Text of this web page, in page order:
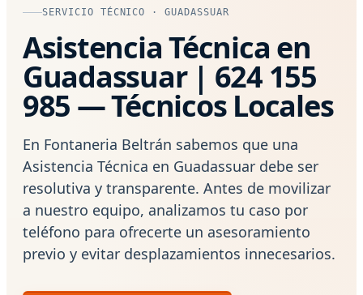
SERVICIO TÉCNICO · GUADASSUAR
Asistencia Técnica en
Guadassuar | 624 155
985 — Técnicos Locales
En Fontaneria Beltrán sabemos que una
Asistencia Técnica en Guadassuar debe ser
resolutiva y transparente. Antes de movilizar
a nuestro equipo, analizamos tu caso por
teléfono para ofrecerte un asesoramiento
previo y evitar desplazamientos innecesarios.